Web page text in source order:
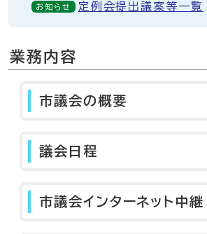
お知らせ 定例会提出議案等一覧
業務内容
市議会の概要
議会日程
市議会インターネット中継